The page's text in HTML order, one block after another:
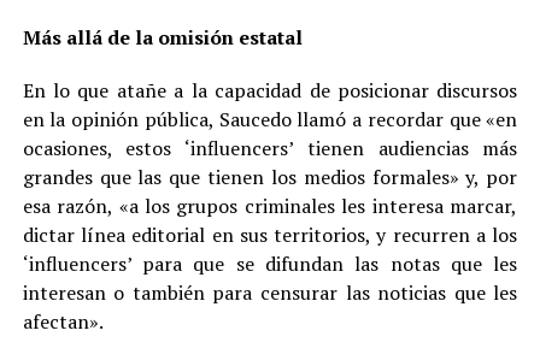
Más allá de la omisión estatal
En lo que atañe a la capacidad de posicionar discursos
en la opinión pública, Saucedo llamó a recordar que «en
ocasiones, estos ‘influencers’ tienen audiencias más
grandes que las que tienen los medios formales» y, por
esa razón, «a los grupos criminales les interesa marcar,
dictar línea editorial en sus territorios, y recurren a los
‘influencers’ para que se difundan las notas que les
interesan o también para censurar las noticias que les
afectan».